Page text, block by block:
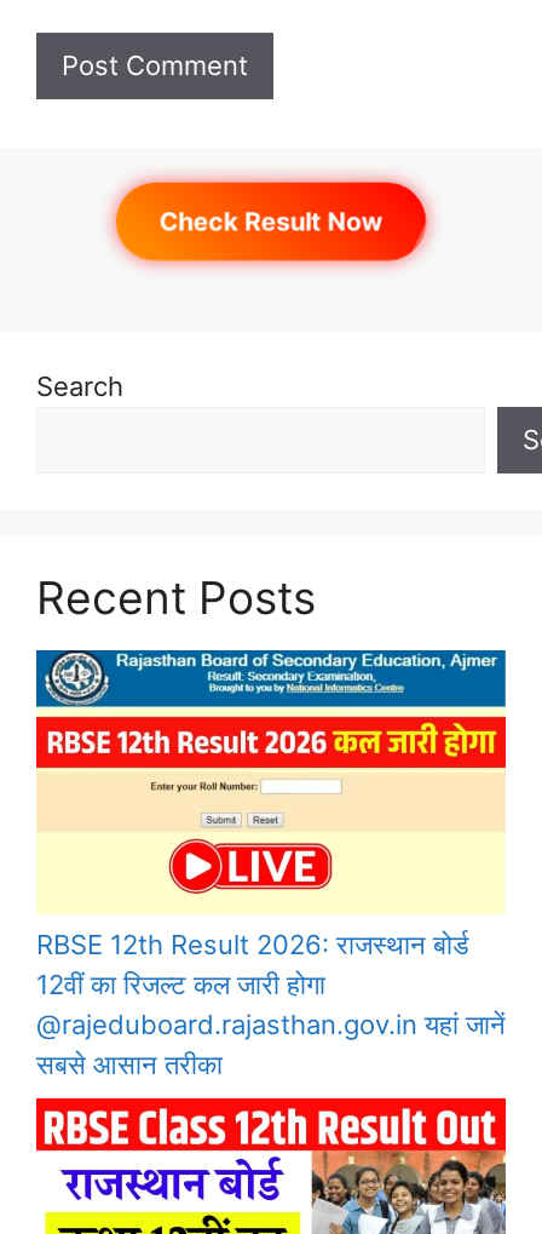
Check Result Now
Search
Recent Posts
RBSE 12th Result 2026: राजस्थान बोर्ड
12वीं का रिजल्ट कल जारी होगा
@rajeduboard.rajasthan.gov.in यहां जानें
सबसे आसान तरीका